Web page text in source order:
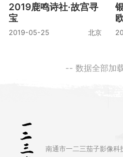
2019鹿鸣诗社·故宫寻
宝
2019-05-25 北京
-- 数据全部加
南通市一二三茄子影像科